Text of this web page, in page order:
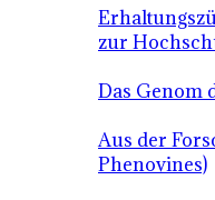
zur
Das Genom
Aus der
Phenovines)